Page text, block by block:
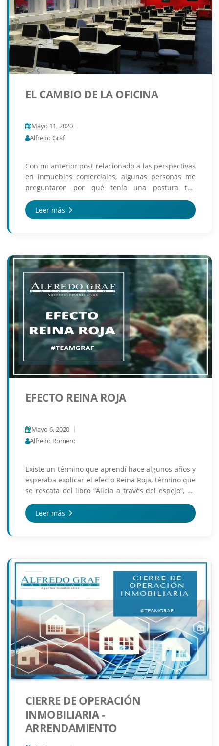
EL CAMBIO DE LA OFICINA
Mayo 11, 2020
Alfredo Graf
Con mi anterior post relacionado a las perspectivas
en inmuebles comerciales, algunas personas me
preguntaron por qué tenía una postura tan
negativa con respecto a los espacios de oficina. En
realidad...
Leer más
EFECTO REINA ROJA
Mayo 6, 2020
Alfredo Romero
Existe un término que aprendí hace algunos años y
esperaba explicar el efecto Reina Roja, término que
se rescata del libro “Alicia a través del espejo“, mi
intención era interpretar los ecosistem...
Leer más
CIERRE DE OPERACIÓN
INMOBILIARIA -
ARRENDAMIENTO